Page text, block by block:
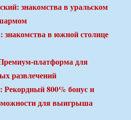
знакомства в уральском
знакомства в южной столице
платформа для
развлечений
Рекордный 800% бонус и
для выигрыша